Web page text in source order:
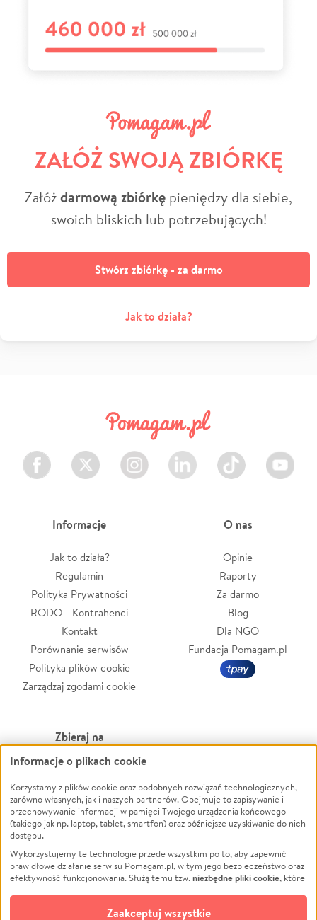
ZAŁÓŻ SWOJĄ ZBIÓRKĘ
Załóżdarmową zbiórkę pieniędzy dla siebie,
swoich bliskich lub potrzebujących!
Stwórz zbiórkę - za darmo
Jak to działa?
Facebook Twitter Instagram LinkedIn TikTok Youtube
Informacje
Jak to działa?
Regulamin
Polityka Prywatności
RODO - Kontrahenci
Kontakt
Porównanie serwisów
Polityka plików cookie
Zarządzaj zgodami cookie
O nas
Opinie
Raporty
Za darmo
Blog
Dla NGO
Fundacja Pomagam.pl
Zbieraj na
Leczenie
Zwierzęta
Pożar
Ukraina
Pomoc Finansowa
Projekty
Pogrzeb
Społeczność lokalna
Powódź
Wichura
NGO
Edukacja
Podróż
Impreza
Ochrona środowiska
Informacje o plikach cookie
Korzystamy z plików cookie oraz podobnych rozwiązań technologicznych,
zarówno własnych, jak i naszych partnerów. Obejmuje to zapisywanie i
przechowywanie informacji w pamięci Twojego urządzenia końcowego
(takiego jak np. laptop, tablet, smartfon) oraz późniejsze uzyskiwanie do nich
dostępu.
Wykorzystujemy te technologie przede wszystkim po to, aby zapewnić
prawidłowe działanie serwisu Pomagam.pl, w tym jego bezpieczeństwo oraz
efektywność funkcjonowania. Służą temu tzw.niezbędne pliki cookie, które
opcjonalnych plików cookie
Zaakceptuj wszystkie